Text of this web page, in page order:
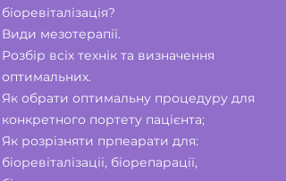
біоревіталізація?
Види мезотерапії.
Розбір всіх технік та визначення
оптимальних.
Як обрати оптимальну процедуру для
конкретного портету пацієнта;
Як розрізняти прпеарати для:
біоревіталізаціі, біорепарації,